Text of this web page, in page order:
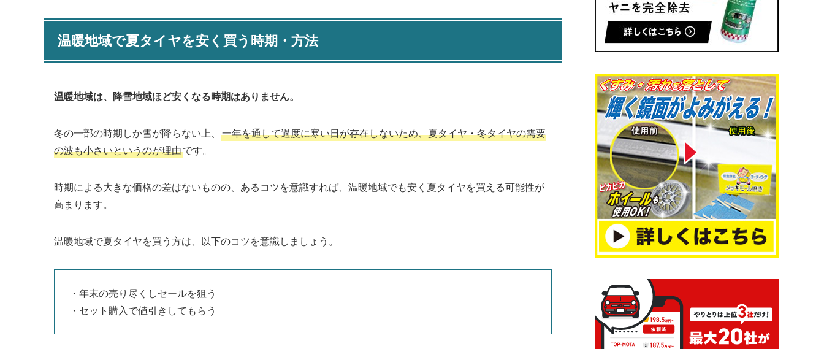
温暖地域で夏タイヤを安く買う時期・方法
温暖地域は、降雪地域ほど安くなる時期はありません。
冬の一部の時期しか雪が降らない上、 一年を通して過度に寒い日が存在しないため、夏タイヤ・冬タイヤの需要
の波も小さいというのが理由です。
時期による大きな価格の差はないものの、あるコツを意識すれば、温暖地域でも安く夏タイヤを買える可能性が
高まります。
温暖地域で夏タイヤを買う方は、以下のコツを意識しましょう。
・年末の売り尽くしセールを狙う
・セット購入で値引きしてもらう